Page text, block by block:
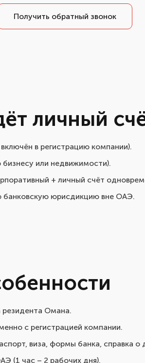
Получить обратный звонок
личный
в регистрацию компании).
или недвижимости).
+ личный счёт
банковскую юрисдикцию вне ОАЭ.
резидента Омана.
с регистрацией компании.
виза, формы банка, справка о
(1 час – 2 рабочих дня).